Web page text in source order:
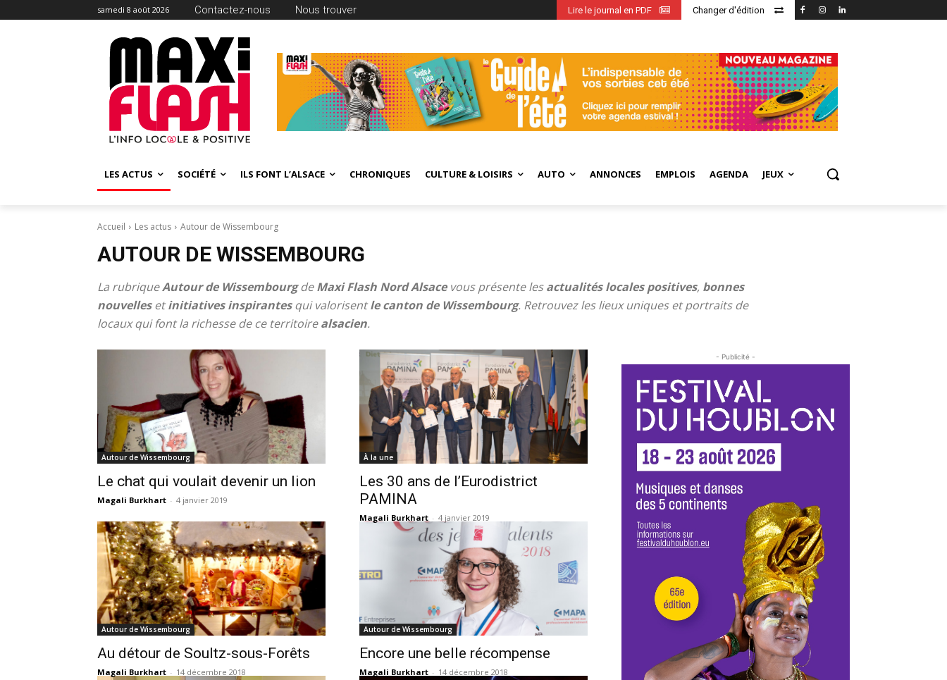
samedi 8 août 2026 Contactez-nous Nous trouver Changer d'édition
Lire le journal en PDF
LES ACTUS SOCIÉTÉ ILS FONT L’ALSACE CHRONIQUES CULTURE & LOISIRS AUTO ANNONCES EMPLOIS AGENDA JEUX
Accueil Les actus Autour de Wissembourg
AUTOUR DE WISSEMBOURG
La rubriqueAutour de WissembourgdeMaxi Flash Nord Alsacevous présente lesactualités locales positives, bonnes
nouvellesetinitiatives inspirantesqui valorisentle canton de Wissembourg. Retrouvez les lieux uniques et portraits de
locaux qui font la richesse de ce territoirealsacien.
Autour de Wissembourg
Le chat qui voulait devenir un lion
Magali Burkhart - 4 janvier 2019
À la une
Les 30 ans de l’Eurodistrict
PAMINA
Magali Burkhart - 4 janvier 2019
Autour de Wissembourg
Au détour de Soultz-sous-Forêts
Magali Burkhart - 14 décembre 2018
Autour de Wissembourg
Encore une belle récompense
Magali Burkhart - 14 décembre 2018
- Publicité -